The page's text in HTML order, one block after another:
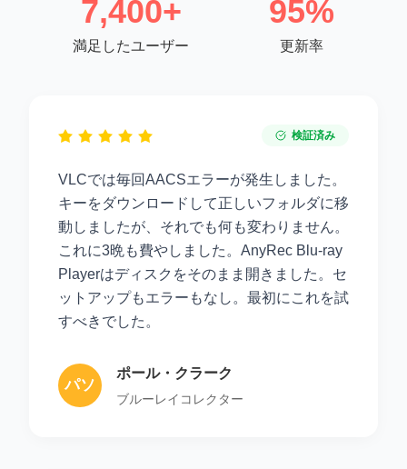
7,400+
満足したユーザー
95%
更新率
検証済み
VLCでは毎回AACSエラーが発生しました。
キーをダウンロードして正しいフォルダに移
動しましたが、それでも何も変わりません。
これに3晩も費やしました。AnyRec Blu-ray
Playerはディスクをそのまま開きました。セ
ットアップもエラーもなし。最初にこれを試
すべきでした。
パソ
ポール・クラーク
ブルーレイコレクター